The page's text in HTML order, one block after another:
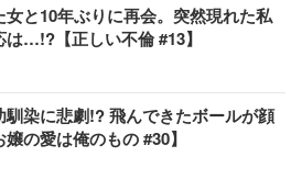
女と10年ぶりに再会。突然現れた私
は…!?【正しい不倫 #13】
馴染に悲劇!? 飛んできたボールが顔
の愛は俺のもの #30】